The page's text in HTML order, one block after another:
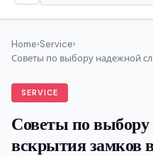
Home›Service›
Советы по выбору надежной
SERVICE
Советы по
вскрытия замков